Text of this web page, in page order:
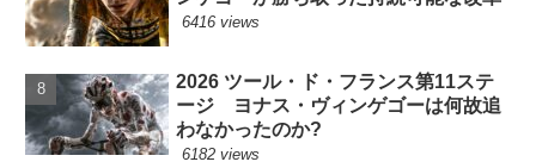
6416 views
2026 ツール・ド・フランス第11ステ
ージ ヨナス・ヴィンゲゴーは何故追
わなかったのか?
6182 views